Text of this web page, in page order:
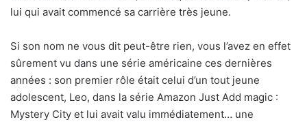
lui qui avait commencé sa carrière très jeune.
Si son nom ne vous dit peut-être rien, vous l’avez en effet
sûrement vu dans une série américaine ces dernières
années : son premier rôle était celui d’un tout jeune
adolescent, Leo, dans la série Amazon Just Add magic :
Mystery City et lui avait valu immédiatement… une